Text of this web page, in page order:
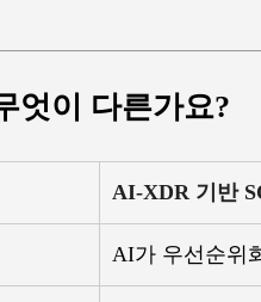
엇이 다른가요?
AI-XDR 기반
AI가 우선순위